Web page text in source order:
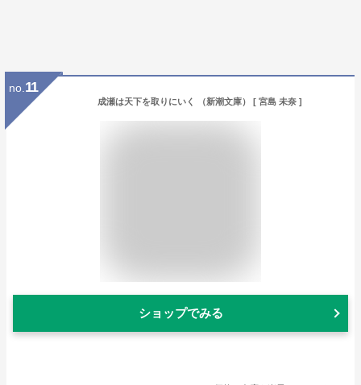
no. 11
成瀬は天下を取りにいく （新潮文庫） [ 宮島 未奈 ]
ショップでみる